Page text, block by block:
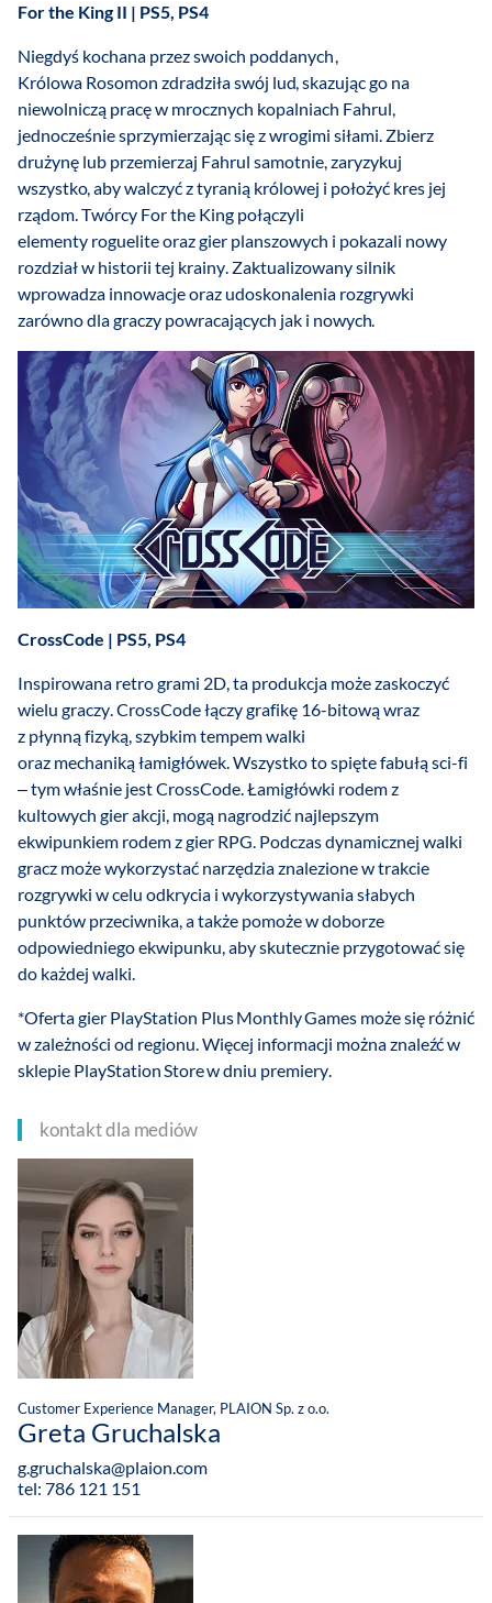
For the King II | PS5, PS4
Niegdyś kochana przez swoich poddanych,
Królowa Rosomon zdradziła swój lud, skazując go na
niewolniczą pracę w mrocznych kopalniach Fahrul,
jednocześnie sprzymierzając się z wrogimi siłami. Zbierz
drużynę lub przemierzaj Fahrul samotnie, zaryzykuj
wszystko, aby walczyć z tyranią królowej i położyć kres jej
rządom. Twórcy For the King połączyli
elementy roguelite oraz gier planszowych i pokazali nowy
rozdział w historii tej krainy. Zaktualizowany silnik
wprowadza innowacje oraz udoskonalenia rozgrywki
zarówno dla graczy powracających jak i nowych.
CrossCode | PS5, PS4
Inspirowana retro grami 2D, ta produkcja może zaskoczyć
wielu graczy. CrossCode łączy grafikę 16-bitową wraz
z płynną fizyką, szybkim tempem walki
oraz mechaniką łamigłówek. Wszystko to spięte fabułą sci-fi
– tym właśnie jest CrossCode. Łamigłówki rodem z
kultowych gier akcji, mogą nagrodzić najlepszym
ekwipunkiem rodem z gier RPG. Podczas dynamicznej walki
gracz może wykorzystać narzędzia znalezione w trakcie
rozgrywki w celu odkrycia i wykorzystywania słabych
punktów przeciwnika, a także pomoże w doborze
odpowiedniego ekwipunku, aby skutecznie przygotować się
do każdej walki.
*Oferta gier PlayStation Plus Monthly Games może się różnić
w zależności od regionu. Więcej informacji można znaleźć w
sklepie PlayStation Store w dniu premiery.
kontakt dla mediów
Customer Experience Manager, PLAION Sp. z o.o.
Greta Gruchalska
g.gruchalska@plaion.com
tel: 786 121 151